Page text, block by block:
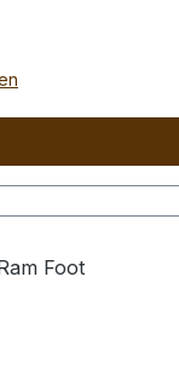
exemplarisch.